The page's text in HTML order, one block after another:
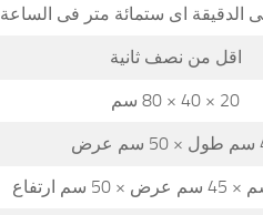
الدقيقة اى ستمائة متر فى الساعة
اقل من نصف ثانية
20 × 40 × 80 سم